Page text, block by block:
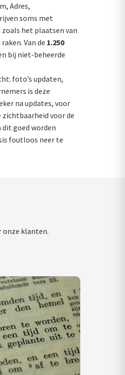
Adres,
soms met
het plaatsen van
Van de 1.250
bij niet-beheerde
foto’s updaten,
is deze
na updates, voor
voor de
goed worden
foutloos neer te
onze klanten.